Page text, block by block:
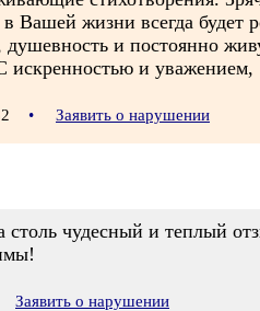
Вашей жизни всегда
душевность и постоянно
искренностью и уважением,
• Заявить о нарушении
столь чудесный и теплый
Заявить о нарушении